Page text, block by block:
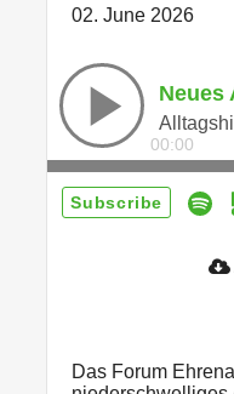
02. June 2026
Neues
00:00
Subscribe
Das Forum